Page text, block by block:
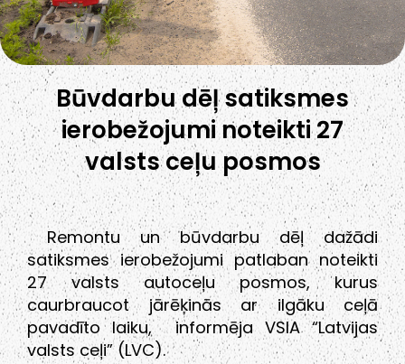
Būvdarbu dēļ satiksmes
ierobežojumi noteikti 27
valsts ceļu posmos
Remontu un būvdarbu dēļ dažādi
satiksmes ierobežojumi patlaban noteikti
27 valsts autoceļu posmos, kurus
caurbraucot jārēķinās ar ilgāku ceļā
pavadīto laiku, informēja VSIA “Latvijas
valsts ceļi” (LVC).